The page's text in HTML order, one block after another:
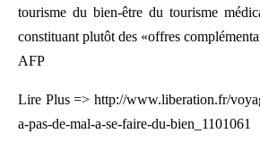
tourisme du bien-être du tourisme
constituant plutôt des «offres
AFP
Lire Plus => http://www.liberation.fr/
a-pas-de-mal-a-se-faire-du-bien_1101061